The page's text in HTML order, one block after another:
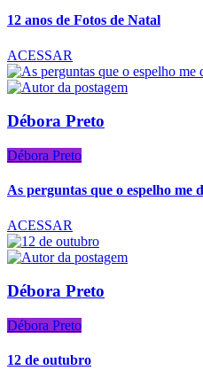
12 anos de Fotos de Natal
ACESSAR
Débora Preto
Débora Preto
As perguntas que o espelho me
ACESSAR
Débora Preto
Débora Preto
12 de outubro